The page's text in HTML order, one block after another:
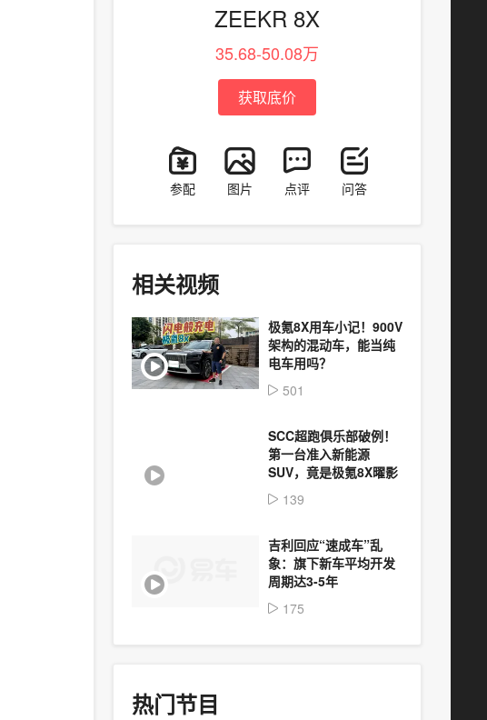
ZEEKR 8X
35.68-50.08万
获取底价
参配 图片 点评 问答
相关视频
极氪8X用车小记！900V
架构的混动车，能当纯
电车用吗？
501
SCC超跑俱乐部破例！
第一台准入新能源
SUV，竟是极氪8X曜影
139
吉利回应“速成车”乱
象：旗下新车平均开发
周期达3-5年
175
热门节目